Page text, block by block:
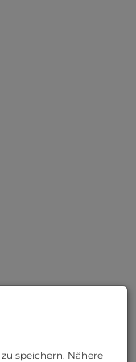
speichern. Nähere